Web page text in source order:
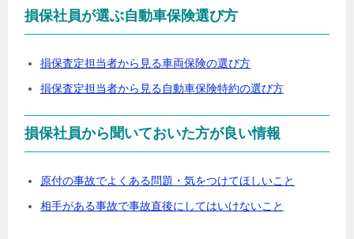
損保社員が選ぶ自動車保険選び方
損保査定担当者から見る車両保険の選び方
損保査定担当者から見る自動車保険特約の選び方
損保社員から聞いておいた方が良い情報
原付の事故でよくある問題・気をつけてほしいこと
相手がある事故で事故直後にしてはいけないこと